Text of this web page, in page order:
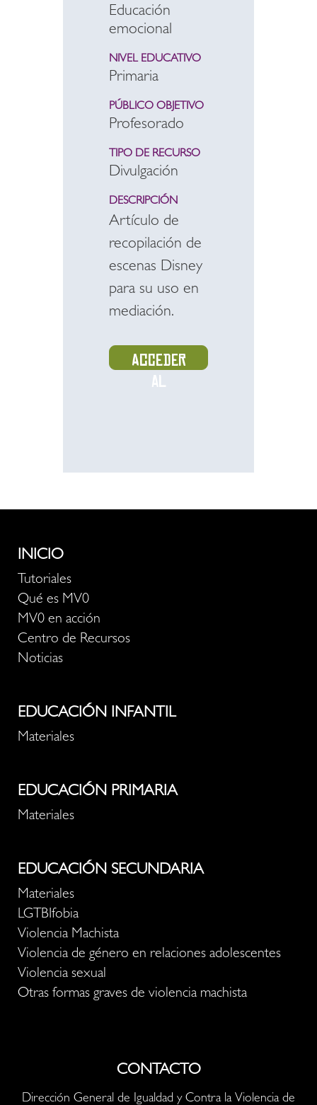
Educación
emocional
NIVEL EDUCATIVO
Primaria
PÚBLICO OBJETIVO
Profesorado
TIPO DE RECURSO
Divulgación
DESCRIPCIÓN
Artículo de
recopilación de
escenas Disney
para su uso en
mediación.
Acceder
al
INICIO
Tutoriales
Qué es MV0
MV0 en acción
Centro de Recursos
Noticias
EDUCACIÓN INFANTIL
Materiales
EDUCACIÓN PRIMARIA
Materiales
EDUCACIÓN SECUNDARIA
Materiales
LGTBIfobia
Violencia Machista
Violencia de género en relaciones adolescentes
Violencia sexual
Otras formas graves de violencia machista
CONTACTO
Dirección General de Igualdad y Contra la Violencia de